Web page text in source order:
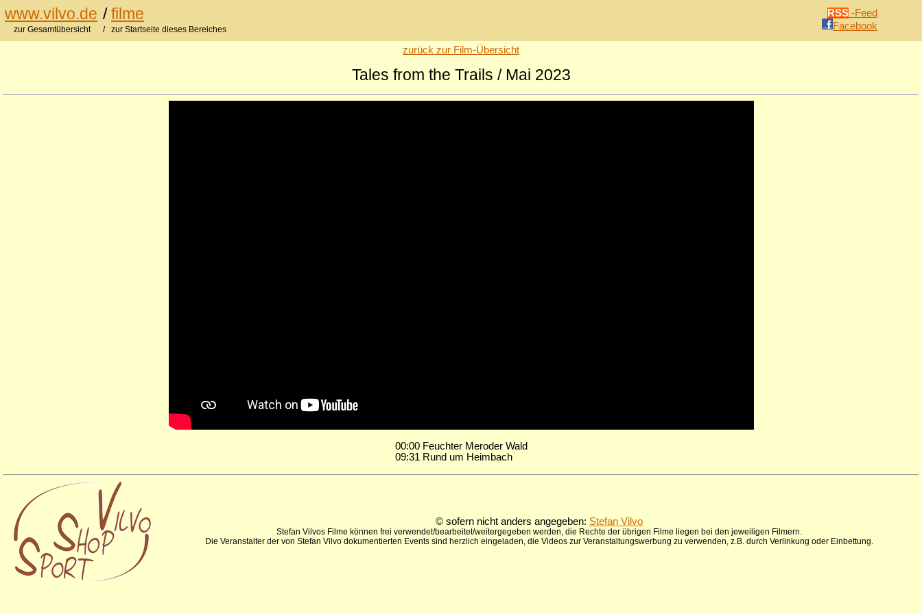
www.vilvo.de /filme RSS -Feed
Facebook
zur Gesamtübersicht / zur Startseite dieses Bereiches
zurück zur Film-Übersicht
Tales from the Trails / Mai 2023
00:00 Feuchter Meroder Wald
09:31 Rund um Heimbach
© sofern nicht anders angegeben: Stefan Vilvo
Stefan Vilvos Filme können frei verwendet/bearbeitet/weitergegeben werden, die Rechte der übrigen Filme liegen bei den jeweiligen Filmern.
Die Veranstalter der von Stefan Vilvo dokumentierten Events sind herzlich eingeladen, die Videos zur Veranstaltungswerbung zu verwenden, z.B. durch Verlinkung oder Einbettung.